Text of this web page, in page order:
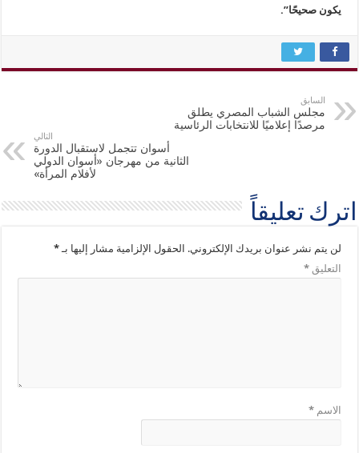
يكون صحيحًا”.
السابق
مجلس الشباب المصري يطلق
مرصدًا إعلاميًا للانتخابات الرئاسية
التالي
أسوان تتجمل لاستقبال الدورة
الثانية من مهرجان «أسوان الدولي
لأفلام المرأة»
اترك تعليقاً
لن يتم نشر عنوان بريدك الإلكتروني. الحقول الإلزامية مشار إليها بـ*
التعليق*
الاسم*